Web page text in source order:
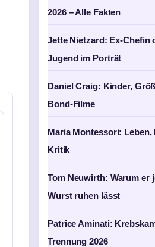
2026 – Alle Fakten
Jette Nietzard: Ex-Chefin
Jugend im Porträt
Daniel Craig: Kinder,
Bond-Filme
Maria Montessori: Leben,
Kritik
Tom Neuwirth: Warum er
Wurst ruhen lässt
Patrice Aminati:
Trennung 2026